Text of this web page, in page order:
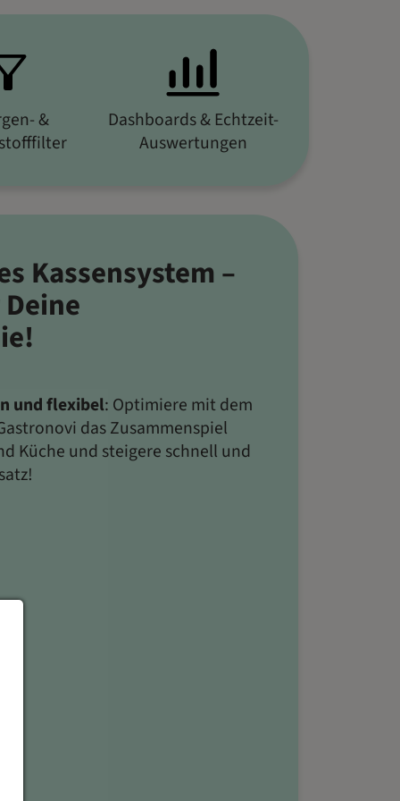
&
Dashboards & Echtzeit-
Auswertungen
Kassensystem –
und flexibel: Optimiere mit dem
das Zusammenspiel
Küche und steigere schnell und